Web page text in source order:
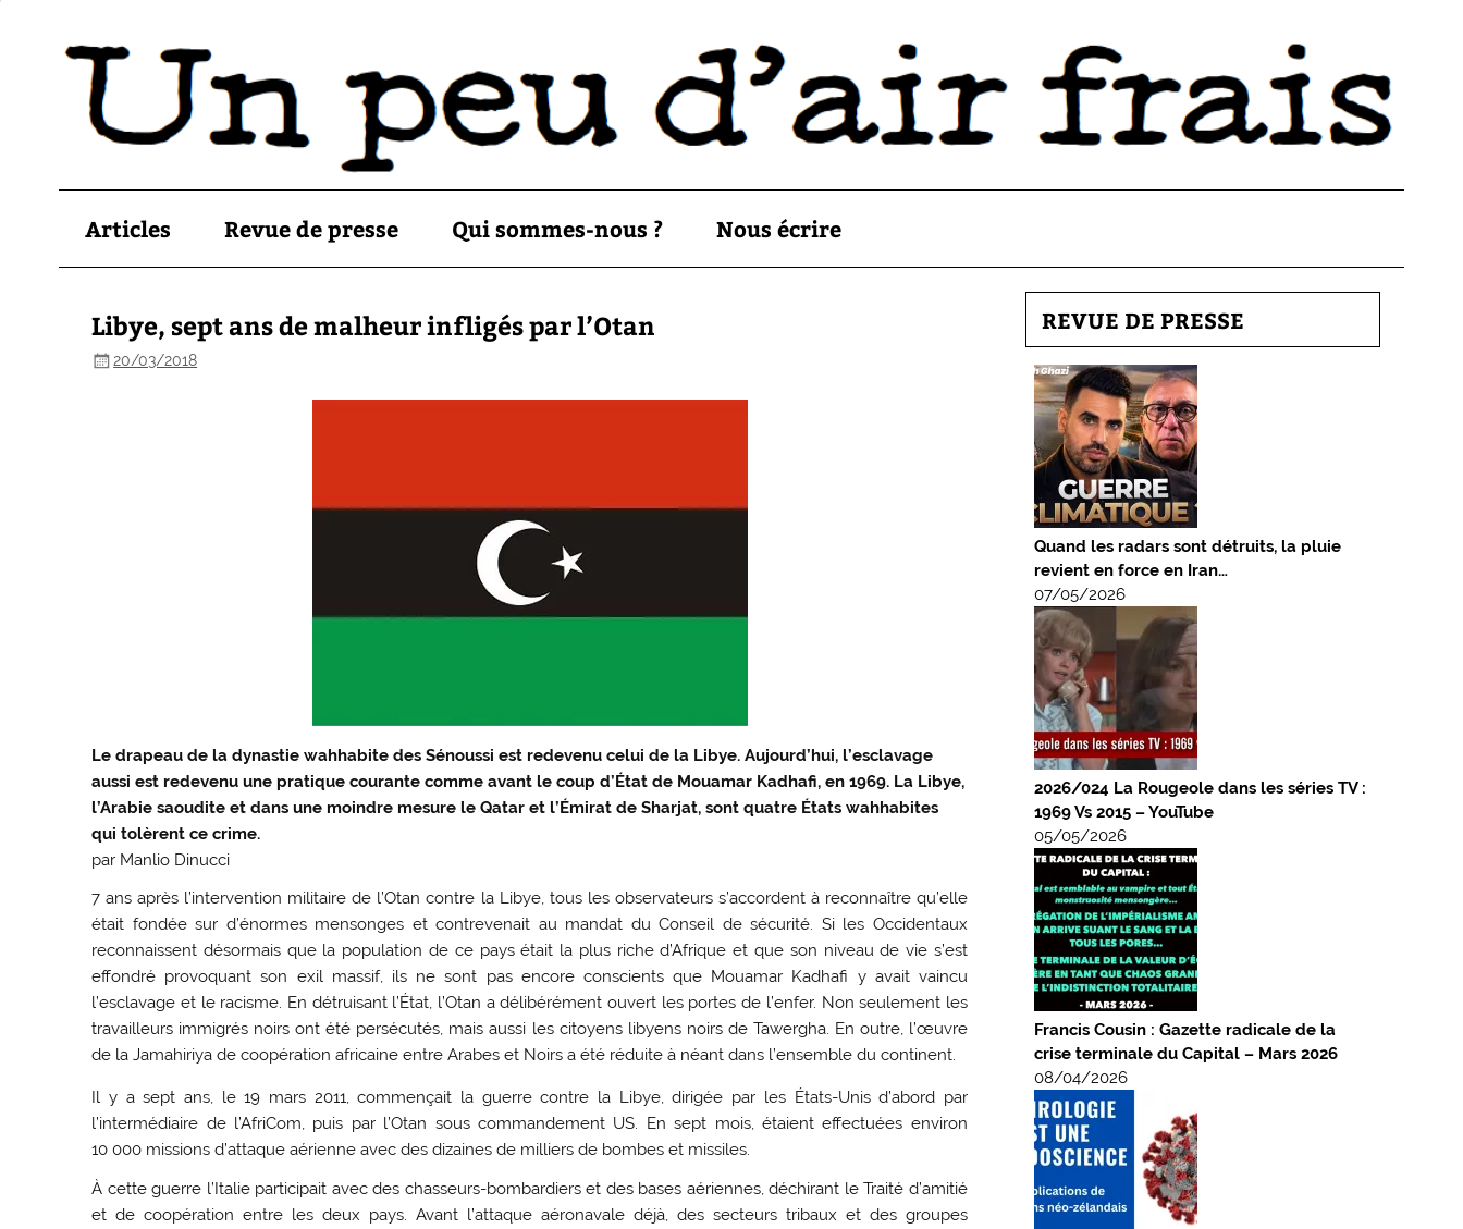
Articles Revue de presse Qui sommes-nous ? Nous écrire
Libye, sept ans de malheur infligés par l’Otan
20/03/2018
Le drapeau de la dynastie wahhabite des Sénoussi est redevenu celui de la Libye. Aujourd’hui, l’esclavage
aussi est redevenu une pratique courante comme avant le coup d’État de Mouamar Kadhafi, en 1969. La Libye,
l’Arabie saoudite et dans une moindre mesure le Qatar et l’Émirat de Sharjat, sont quatre États wahhabites
qui tolèrent ce crime.
par Manlio Dinucci
7 ans après l’intervention militaire de l’Otan contre la Libye, tous les observateurs s’accordent à reconnaître qu’elle
était fondée sur d’énormes mensonges et contrevenait au mandat du Conseil de sécurité. Si les Occidentaux
reconnaissent désormais que la population de ce pays était la plus riche d’Afrique et que son niveau de vie s’est
effondré provoquant son exil massif, ils ne sont pas encore conscients que Mouamar Kadhafi y avait vaincu
l’esclavage et le racisme. En détruisant l’État, l’Otan a délibérément ouvert les portes de l’enfer. Non seulement les
travailleurs immigrés noirs ont été persécutés, mais aussi les citoyens libyens noirs de Tawergha. En outre, l’œuvre
de la Jamahiriya de coopération africaine entre Arabes et Noirs a été réduite à néant dans l’ensemble du continent.
Il y a sept ans, le 19 mars 2011, commençait la guerre contre la Libye, dirigée par les États-Unis d’abord par
l’intermédiaire de l’AfriCom, puis par l’Otan sous commandement US. En sept mois, étaient effectuées environ
10 000 missions d’attaque aérienne avec des dizaines de milliers de bombes et missiles.
À cette guerre l’Italie participait avec des chasseurs-bombardiers et des bases aériennes, déchirant le Traité d’amitié
et de coopération entre les deux pays. Avant l’attaque aéronavale déjà, des secteurs tribaux et des groupes
REVUE DE PRESSE
Quand les radars sont détruits, la pluie
revient en force en Iran…
07/05/2026
2026/024 La Rougeole dans les séries TV :
1969 Vs 2015 – YouTube
05/05/2026
Francis Cousin : Gazette radicale de la
crise terminale du Capital – Mars 2026
08/04/2026